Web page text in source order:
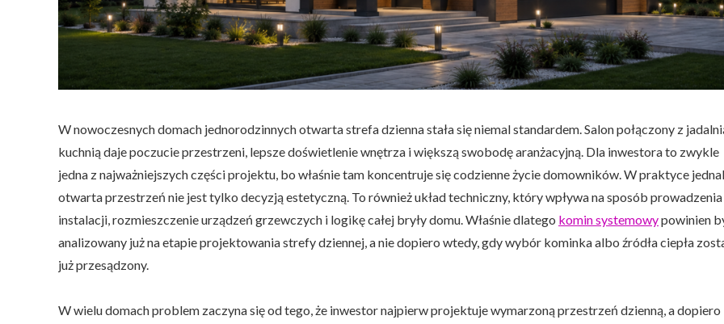
i
e
n
n
–
j
u
ł
a
s
l
o
a
W nowoczesnych domach jednorodzinnych otwarta strefa dzienna stała się niemal standardem. Salon połączony z
kuchnią daje poczucie przestrzeni, lepsze doświetlenie wnętrza i większą swobodę aranżacyjną. Dla inwestora to zwykle
jedna z najważniejszych części projektu, bo właśnie tam koncentruje się codzienne życie domowników. W praktyce
otwarta przestrzeń nie jest tylko decyzją estetyczną. To również układ techniczny, który wpływa na sposób prowadzenia
instalacji, rozmieszczenie urządzeń grzewczych i logikę całej bryły domu. Właśnie dlatego komin systemowypowinien
analizowany już na etapie projektowania strefy dziennej, a nie dopiero wtedy, gdy wybór kominka albo źródła ciepła
już przesądzony.
W wielu domach problem zaczyna się od tego, że inwestor najpierw projektuje wymarzoną przestrzeń dzienną, a dopiero